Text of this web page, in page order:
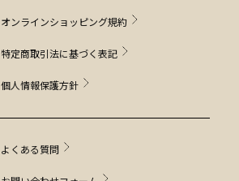
オンラインショッピング規約
特定商取引法に基づく表記
個人情報保護方針
よくある質問